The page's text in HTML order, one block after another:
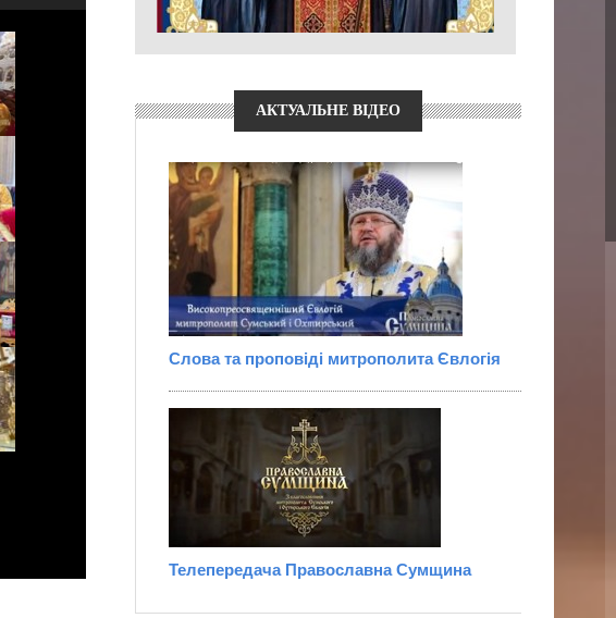
АКТУАЛЬНЕ ВІДЕО
Слова та проповіді митрополита Євлогія
Телепередача Православна Сумщина